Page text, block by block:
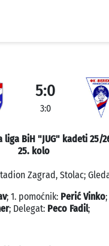
5:0
3:0
liga BiH "JUG" kadeti 25/
25. kolo
Zagrad, Stolac;
; 1. pomoćnik: Perić Vinko
; Delegat: Peco Fadil;